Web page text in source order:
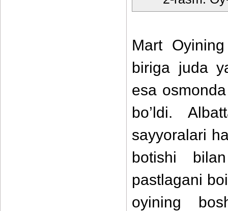
Mart
biriga juda
esa
bo’ldi.
sayyoralari
botishi
pastlagani
oyining